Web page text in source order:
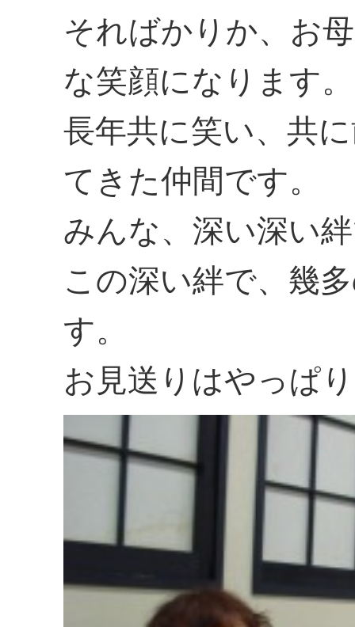
そればかりか、お
な笑顔になります。
長年共に笑い、共
てきた仲間です。
みんな、深い深い
この深い絆で、幾
す。
お見送りはやっぱ